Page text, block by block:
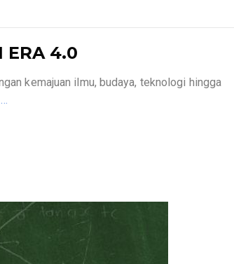
ERA 4.0
kemajuan ilmu, budaya, teknologi hingga
…